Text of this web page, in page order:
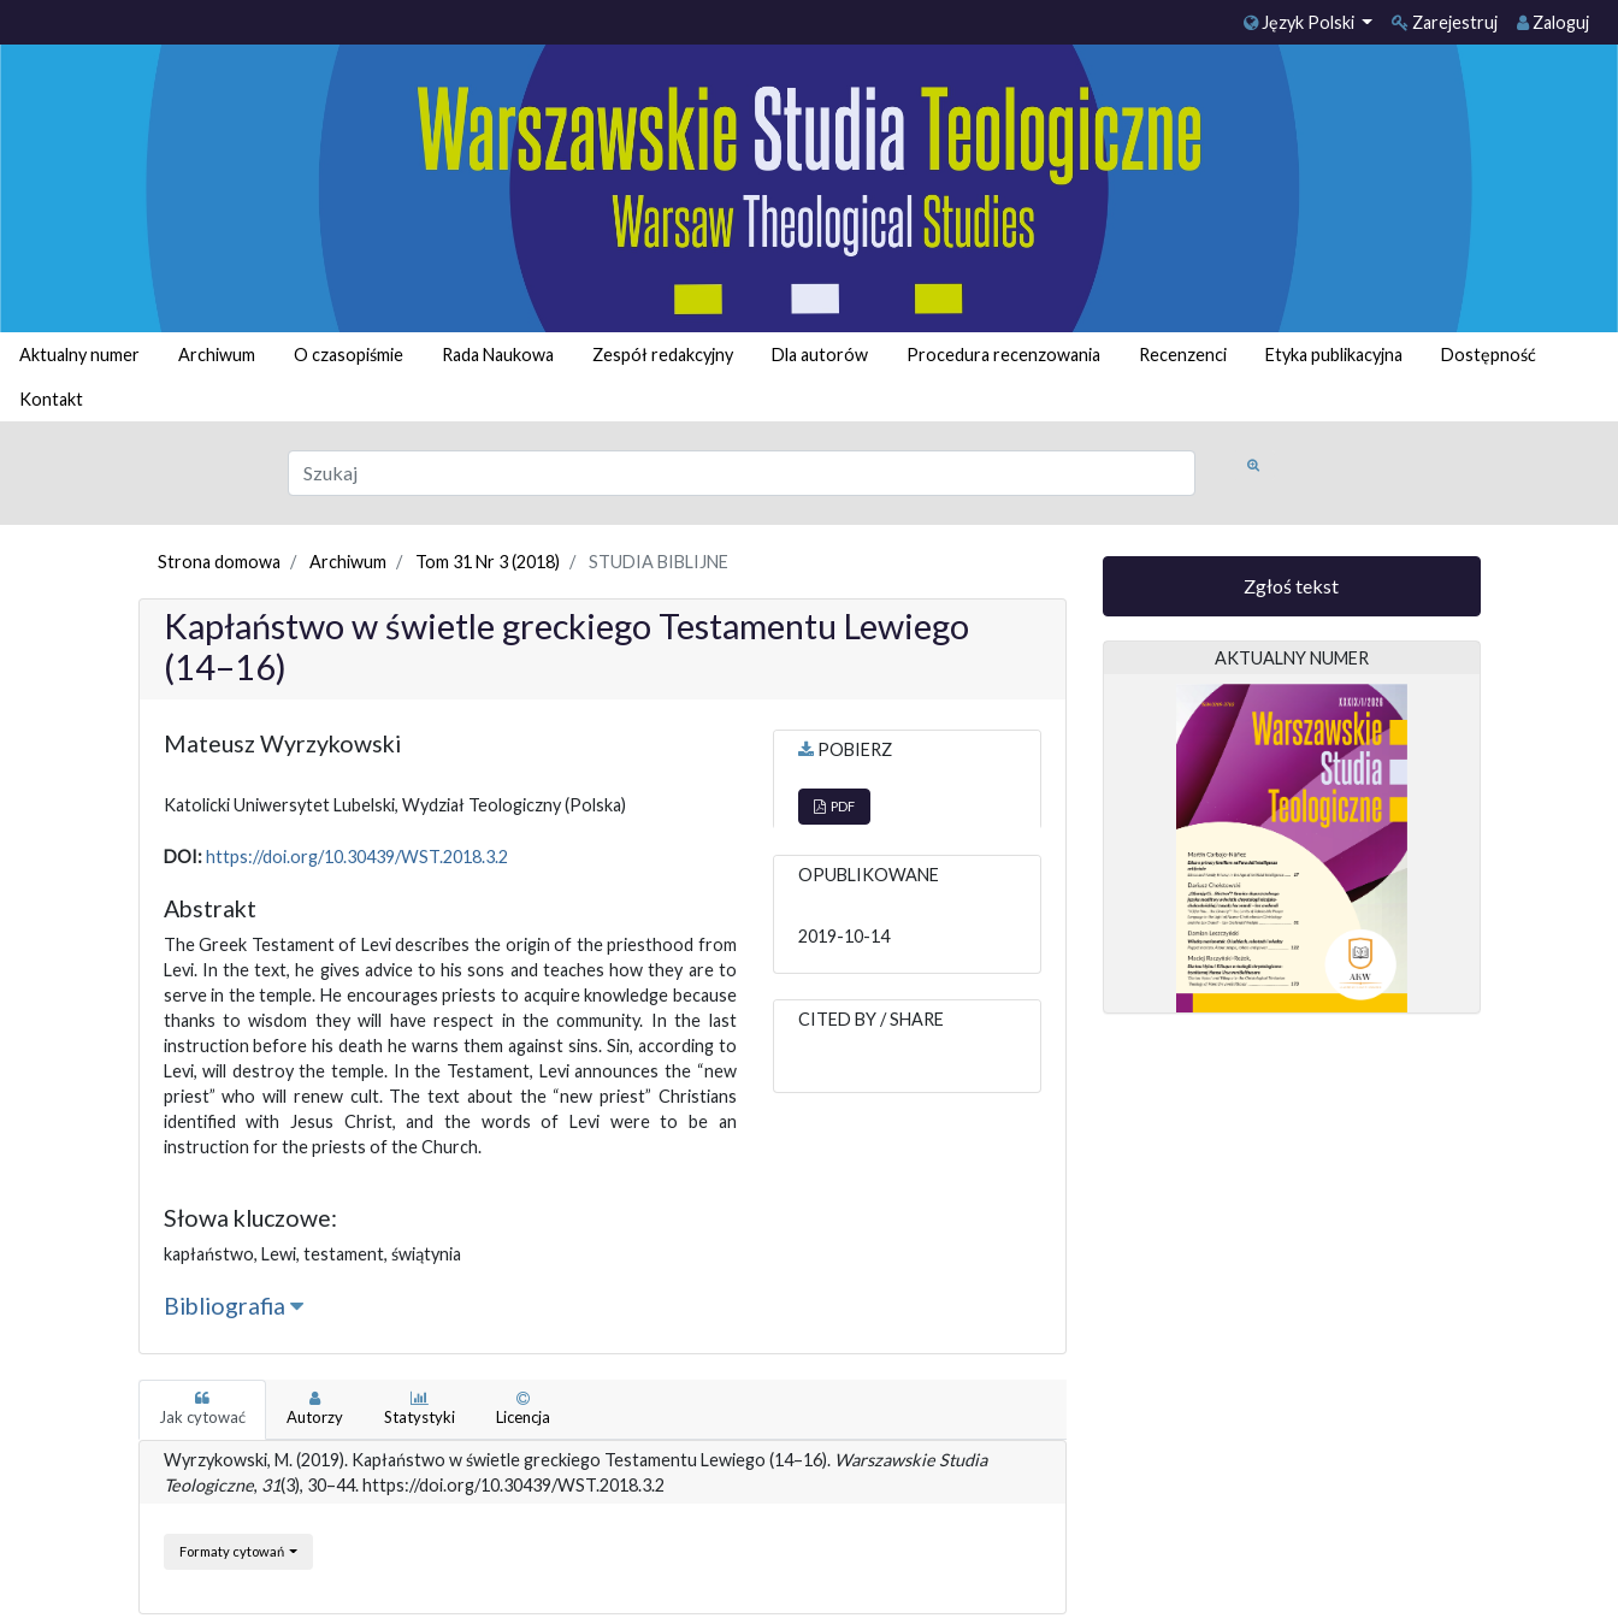
Język Polski Zarejestruj Zaloguj
Aktualny numer Archiwum O czasopiśmie Rada Naukowa Zespół redakcyjny Dla autorów Procedura recenzowania Recenzenci Etyka publikacyjna Dostępność
Kontakt
Strona domowa Archiwum Tom 31 Nr 3 (2018) STUDIA BIBLIJNE
Kapłaństwo w świetle greckiego Testamentu Lewiego
(14–16)
Mateusz Wyrzykowski
Katolicki Uniwersytet Lubelski, Wydział Teologiczny(Polska)
DOI:https://doi.org/10.30439/WST.2018.3.2
Abstrakt
The Greek Testament of Levi describes the origin of the priesthood from
Levi. In the text, he gives advice to his sons and teaches how they are to
serve in the temple. He encourages priests to acquire knowledge because
thanks to wisdom they will have respect in the community. In the last
instruction before his death he warns them against sins. Sin, according to
Levi, will destroy the temple. In the Testament, Levi announces the “new
priest” who will renew cult. The text about the “new priest” Christians
identified with Jesus Christ, and the words of Levi were to be an
instruction for the priests of the Church.
Słowa kluczowe:
kapłaństwo, Lewi, testament, świątynia
Bibliografia
POBIERZ
PDF
OPUBLIKOWANE
2019-10-14
CITED BY / SHARE
Jak cytować Autorzy Statystyki Licencja
Wyrzykowski, M. (2019). Kapłaństwo w świetle greckiego Testamentu Lewiego (14–16). Warszawskie Studia
Teologiczne, 31(3), 30–44. https://doi.org/10.30439/WST.2018.3.2
Formaty cytowań
Zgłoś tekst
AKTUALNY NUMER